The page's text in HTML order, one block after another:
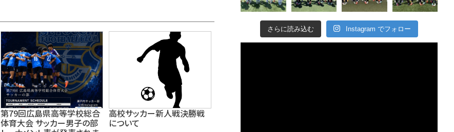
第79回広島県高等学校総合
体育大会 サッカー男子の部
高校サッカー新人戦決勝戦
について
さらに読み込む Instagram でフォロー